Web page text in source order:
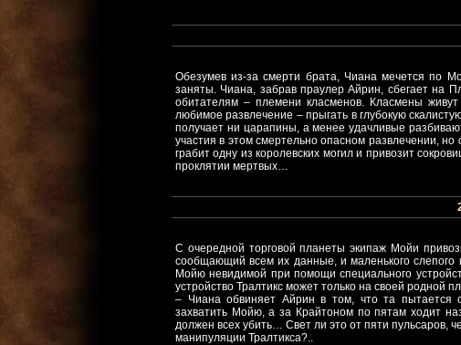
Обезумев из-за смерти брата, Чиана мечется по
заняты. Чиана, забрав праулер Айрин, сбегает на
обитателям – племени класменов. Класмены
любимое развлечение – прыгать в глубокую
получает ни царапины, а менее удачливые
участия в этом смертельно опасном развлечении,
грабит одну из королевских могил и привозит
проклятии мертвых…
С очередной торговой планеты экипаж Мойи
сообщающий всем их данные, и маленького слепого
Мойю невидимой при помощи специального
устройство Тралтикс может только на своей родной
– Чиана обвиняет Айрин в том, что та пытается
захватить Мойю, а за Крайтоном по пятам ходит
должен всех убить… Свет ли это от пяти пульсаров,
манипуляции Тралтикса?..